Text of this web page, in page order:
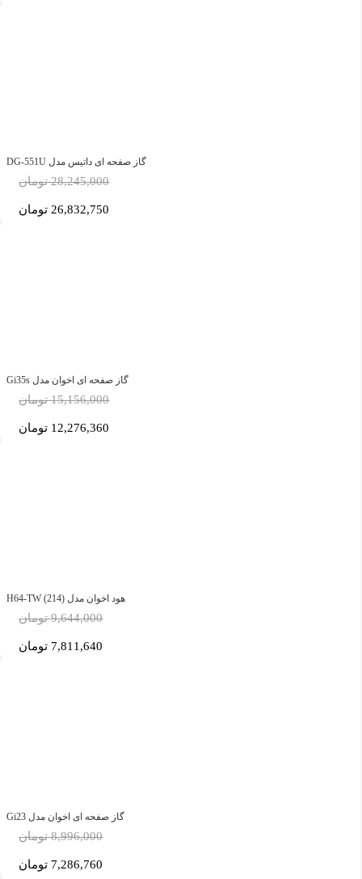
گاز صفحه ای داتیس مدل DG-551U
28,245,000 تومان
26,832,750 تومان
گاز صفحه ای اخوان مدل Gi35s
15,156,000 تومان
12,276,360 تومان
هود اخوان مدل H64-TW (214)
9,644,000 تومان
7,811,640 تومان
گاز صفحه ای اخوان مدل Gi23
8,996,000 تومان
7,286,760 تومان